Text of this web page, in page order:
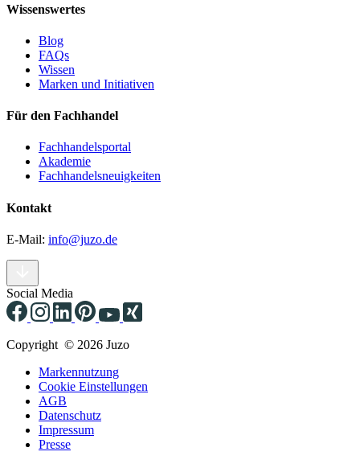
Wissenswertes
Blog
FAQs
Wissen
Marken und Initiativen
Für den Fachhandel
Fachhandelsportal
Akademie
Fachhandelsneuigkeiten
Kontakt
E-Mail: info@juzo.de
Social Media
Copyright © 2026 Juzo
Markennutzung
Cookie Einstellungen
AGB
Datenschutz
Impressum
Presse